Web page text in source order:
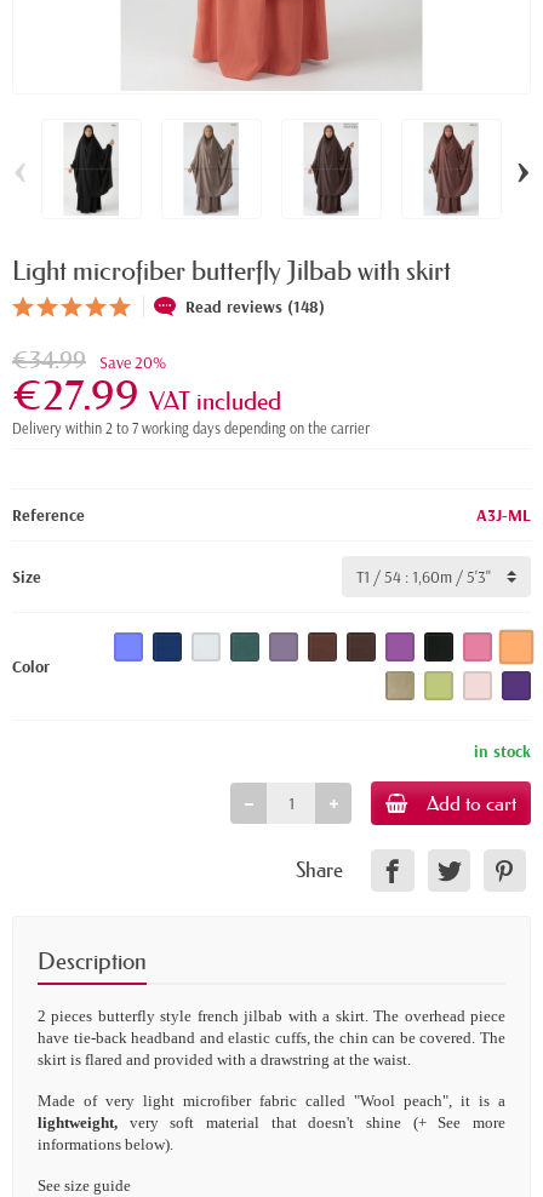
‹ ›
Light microfiber butterfly Jilbab with skirt
Read reviews (148)
€34.99 Save 20%
€27.99 VAT included
Delivery within 2 to 7 working days depending on the carrier
Reference A3J-ML
Size
Color
in stock
Add to cart
Share
Description
2 pieces butterfly style french jilbab with a skirt. The overhead piece
have tie-back headband andelastic cuffs, the chin can be covered. The
skirt is flared and provided with a drawstring at the waist.
Made of very light microfiber fabric called "Wool peach", it is a
lightweight, very soft material that doesn't shine (+ See
more
informations below).
See size guide